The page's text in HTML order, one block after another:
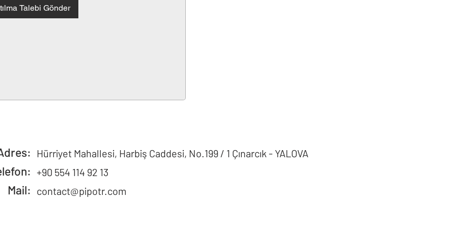
Talebi Gönder
Mail:
Hürriyet Mahallesi, Harbiş Caddesi, No.199 / 1 Çınarcık - YALOVA
+90 554 114 92 13
contact@pipotr.com